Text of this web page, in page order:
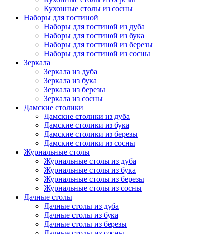
Кухонные столы из сосны
Наборы для гостиной
Наборы для гостиной из дуба
Наборы для гостиной из бука
Наборы для гостиной из березы
Наборы для гостиной из сосны
Зеркала
Зеркала из дуба
Зеркала из бука
Зеркала из березы
Зеркала из сосны
Дамские столики
Дамские столики из дуба
Дамские столики из бука
Дамские столики из березы
Дамские столики из сосны
Журнальные столы
Журнальные столы из дуба
Журнальные столы из бука
Журнальные столы из березы
Журнальные столы из сосны
Дачные столы
Дачные столы из дуба
Дачные столы из бука
Дачные столы из березы